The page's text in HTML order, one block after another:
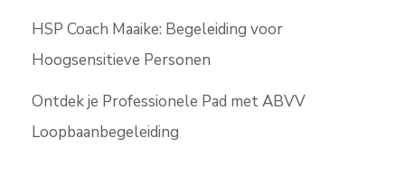
HSP Coach Maaike: Begeleiding voor
Hoogsensitieve Personen
Ontdek je Professionele Pad met ABVV
Loopbaanbegeleiding